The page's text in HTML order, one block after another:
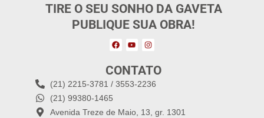
TIRE O SEU SONHO DA GAVETA
PUBLIQUE SUA OBRA!
CONTATO
(21) 2215-3781 / 3553-2236
(21) 99380-1465
Avenida Treze de Maio, 13, gr. 1301